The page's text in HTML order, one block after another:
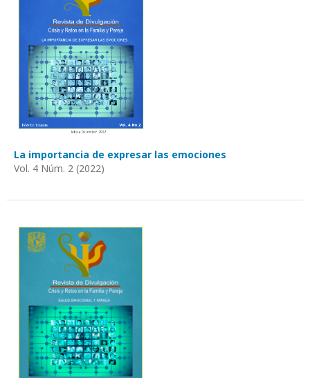
La importancia de expresar las emociones
Vol. 4 Núm. 2 (2022)